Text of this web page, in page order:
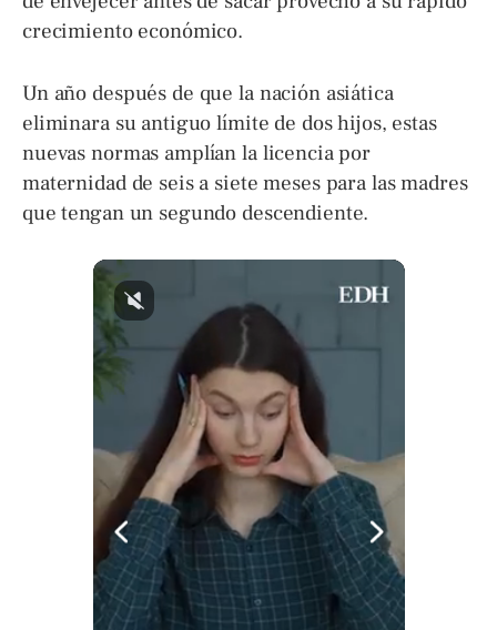
crecimiento económico.
Un año después de que la nación asiática
eliminara su antiguo límite de dos hijos, estas
nuevas normas amplían la licencia por
maternidad de seis a siete meses para las madres
que tengan un segundo descendiente.